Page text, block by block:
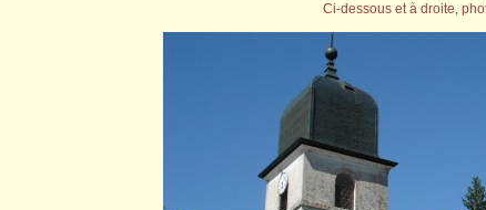
Ci-dessous et à droite,